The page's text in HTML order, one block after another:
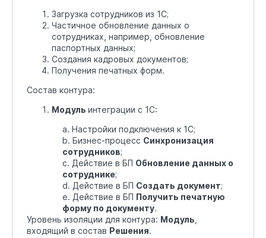
Загрузка сотрудников из 1С;
Частичное обновление данных о
сотрудниках, например, обновление
паспортных данных;
Создания кадровых документов;
Получения печатных форм.
Состав контура:
Модуль интеграции с 1С:
a. Настройки подключения к 1С;
b. Бизнес-процесс Синхронизация
сотрудников;
c. Действие в БП Обновление данных о
сотруднике;
d. Действие в БП Создать документ;
e. Действие в БП Получить печатную
форму по документу.​
Уровень изоляции для контура: Модуль
входящий в состав Решения.